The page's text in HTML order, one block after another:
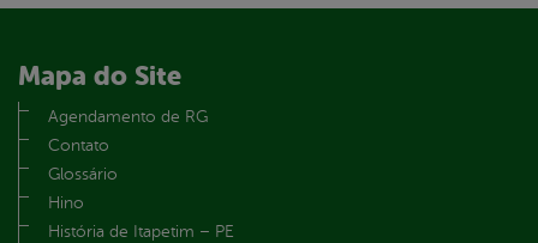
Mapa do Site
Agendamento de RG
Contato
Glossário
Hino
História de Itapetim – PE